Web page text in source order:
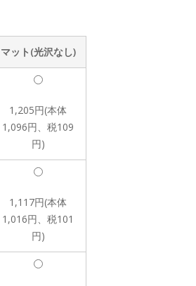
マット(光沢なし)
1,205円(本体
1,096円、税109
円)
1,117円(本体
1,016円、税101
円)